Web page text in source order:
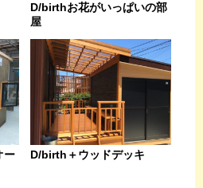
D/birthお花がいっぱいの部
屋
ー
D/birth＋ウッドデッキ